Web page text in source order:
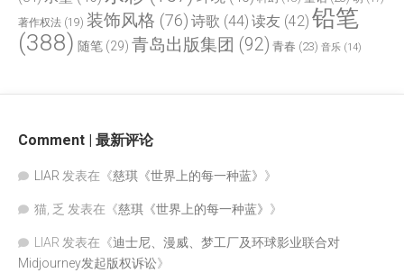
著作权法 (19) 装饰风格 (76) 诗歌 (44) 读友 (42) 铅笔
(388) 随笔 (29) 青岛出版集团 (92) 青春 (23) 音乐 (14)
Comment | 最新评论
LIAR 发表在《慈琪《世界上的每一种蓝》 》
猫, 乏 发表在《慈琪《世界上的每一种蓝》 》
LIAR 发表在《迪士尼、漫威、梦工厂及环球影业联合对
Midjourney发起版权诉讼》